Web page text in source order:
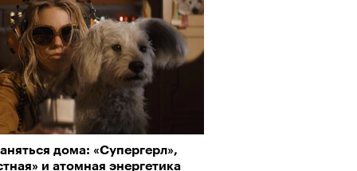
дома: «Супергерл»,
и атомная энергетика
как лекарство: как
стали новой формой